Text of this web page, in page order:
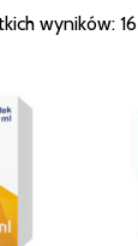
wyników: 16